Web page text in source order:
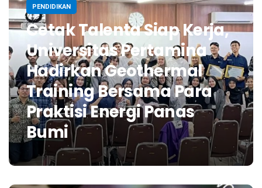
PENDIDIKAN
Cetak Talenta Siap Kerja,
Universitas Pertamina
Hadirkan Geothermal
Training Bersama Para
Praktisi Energi Panas
Bumi